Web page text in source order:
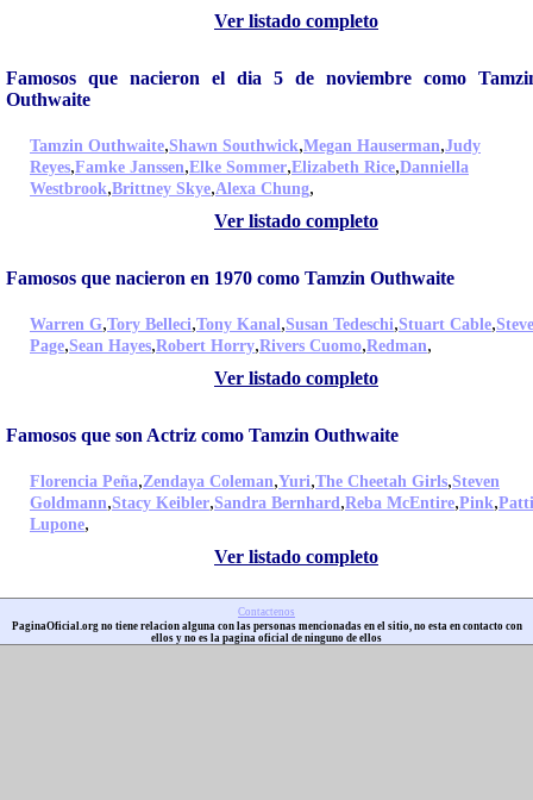
Ver listado completo
Famosos que nacieron el dia 5 de noviembre como
Outhwaite
Tamzin Outhwaite,Shawn Southwick,Megan Hauserman,Judy
Reyes,Famke Janssen,Elke Sommer,Elizabeth Rice,Danniella
Westbrook,Brittney Skye,Alexa Chung,
Ver listado completo
Famosos que nacieron en 1970 como Tamzin Outhwaite
Warren G,Tory Belleci,Tony Kanal,Susan Tedeschi,Stuart Cable,
Page,Sean Hayes,Robert Horry,Rivers Cuomo,Redman,
Ver listado completo
Famosos que son Actriz como Tamzin Outhwaite
Florencia Peña,Zendaya Coleman,Yuri,The Cheetah Girls,Steven
Goldmann,Stacy Keibler,Sandra Bernhard,Reba McEntire,Pink,Patti
Lupone,
Ver listado completo
Contactenos
PaginaOficial.org no tiene relacion alguna con las personas mencionadas en el sitio, no esta en contacto con
ellos y no es la pagina oficial de ninguno de ellos